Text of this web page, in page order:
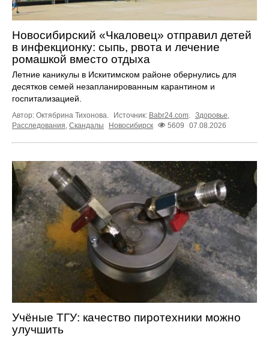
Новосибирский «Чкаловец» отправил детей
в инфекционку: сыпь, рвота и лечение
ромашкой вместо отдыха
Летние каникулы в Искитимском районе обернулись для
десятков семей незапланированным карантином и
госпитализацией.
Автор: Октябрина Тихонова. Источник: Babr24.com Здоровье
Расследования Скандалы Новосибирск 5609 07.08.2026
Учёные ТГУ: качество пиротехники можно
улучшить